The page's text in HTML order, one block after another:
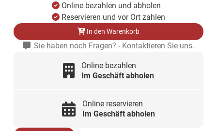
Online bezahlen und abholen
Reservieren und vor Ort zahlen
In den Warenkorb
Sie haben noch Fragen? - Kontaktieren Sie uns.
Online bezahlen
Im Geschäft abholen
Online reservieren
Im Geschäft abholen